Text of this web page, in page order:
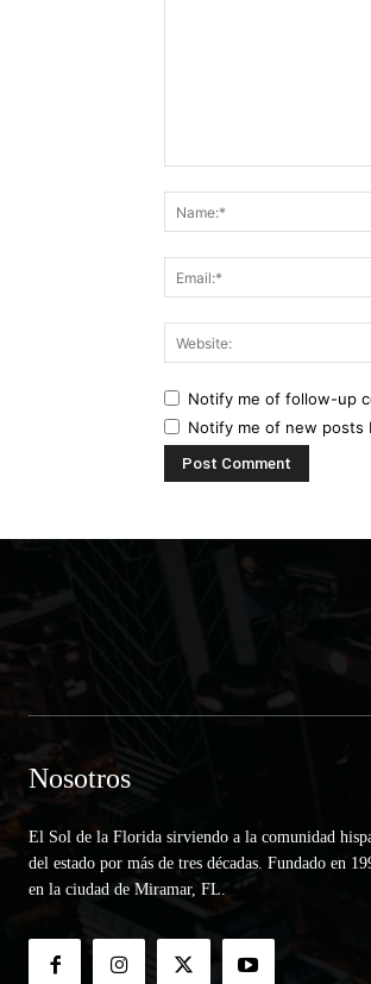
Notify me of follow-up
Notify me of new posts
Nosotros
El Sol de la Florida sirviendo a la comunidad
del estado por más de tres décadas. Fundado en
en la ciudad de Miramar, FL.